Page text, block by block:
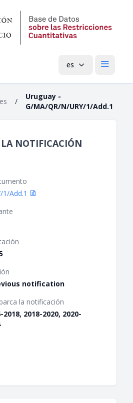
es Menú
/
Uruguay -
G/MA/QR/N/URY/1/Add.1
NOTIFICACIÓN
Add.1
notification
la notificación
2018, 2018-2020, 2020-